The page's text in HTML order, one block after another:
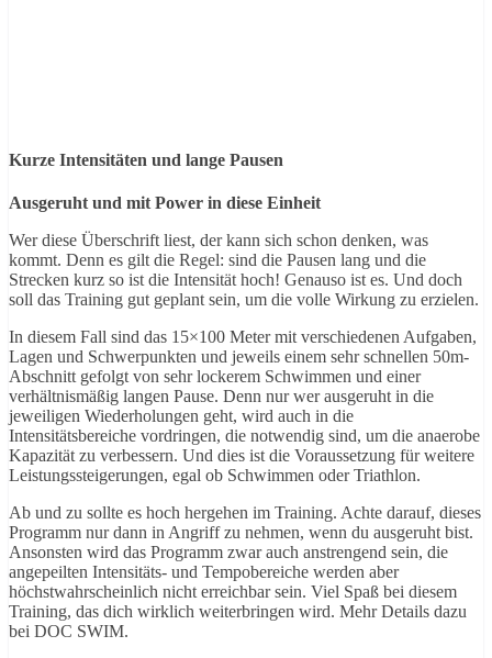
Kurze Intensitäten und lange Pausen
Ausgeruht und mit Power in diese Einheit
Wer diese Überschrift liest, der kann sich schon denken, was
kommt. Denn es gilt die Regel: sind die Pausen lang und die
Strecken kurz so ist die Intensität hoch! Genauso ist es. Und doch
soll das Training gut geplant sein, um die volle Wirkung zu erzielen.
In diesem Fall sind das 15×100 Meter mit verschiedenen Aufgaben,
Lagen und Schwerpunkten und jeweils einem sehr schnellen 50m-
Abschnitt gefolgt von sehr lockerem Schwimmen und einer
verhältnismäßig langen Pause. Denn nur wer ausgeruht in die
jeweiligen Wiederholungen geht, wird auch in die
Intensitätsbereiche vordringen, die notwendig sind, um die anaerobe
Kapazität zu verbessern. Und dies ist die Voraussetzung für weitere
Leistungssteigerungen, egal ob Schwimmen oder Triathlon.
Ab und zu sollte es hoch hergehen im Training. Achte darauf, dieses
Programm nur dann in Angriff zu nehmen, wenn du ausgeruht bist.
Ansonsten wird das Programm zwar auch anstrengend sein, die
angepeilten Intensitäts- und Tempobereiche werden aber
höchstwahrscheinlich nicht erreichbar sein. Viel Spaß bei diesem
Training, das dich wirklich weiterbringen wird. Mehr Details dazu
bei DOC SWIM.